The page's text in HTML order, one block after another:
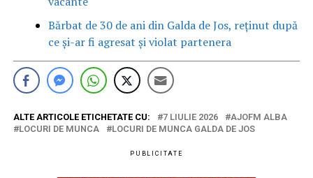
Bărbat de 30 de ani din Galda de Jos, reținut după
ce și-ar fi agresat și violat partenera
ALTE ARTICOLE ETICHETATE CU: 7 LIULIE 2026
AJOFM ALBA
LOCURI DE MUNCA
LOCURI DE MUNCA GALDA DE JOS
PUBLICITATE